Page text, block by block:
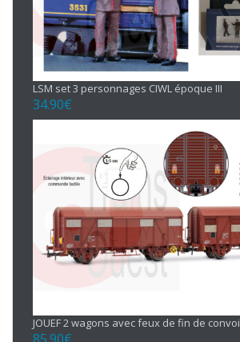
LSM set 3 personnages CIWL époque III
34.90€
JOUEF 2 wagons avec feux de fin de convoi